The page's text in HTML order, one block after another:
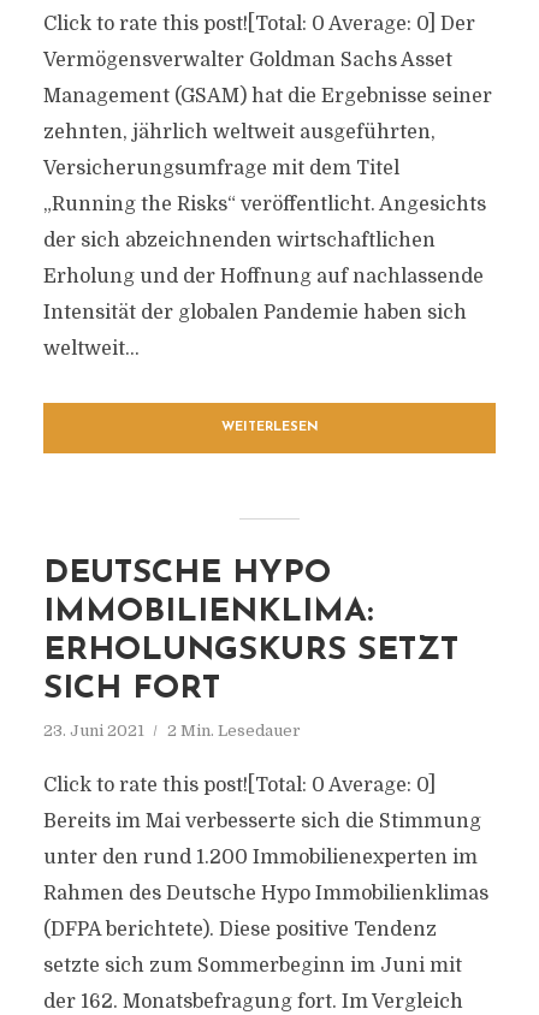
Click to rate this post![Total: 0 Average: 0] Der
Vermögensverwalter Goldman Sachs Asset
Management (GSAM) hat die Ergebnisse seiner
zehnten, jährlich weltweit ausgeführten,
Versicherungsumfrage mit dem Titel
„Running the Risks“ veröffentlicht. Angesichts
der sich abzeichnenden wirtschaftlichen
Erholung und der Hoffnung auf nachlassende
Intensität der globalen Pandemie haben sich
weltweit...
WEITERLESEN
DEUTSCHE HYPO
IMMOBILIENKLIMA:
ERHOLUNGSKURS SETZT
SICH FORT
23. Juni 2021 2 Min. Lesedauer
Click to rate this post![Total: 0 Average: 0]
Bereits im Mai verbesserte sich die Stimmung
unter den rund 1.200 Immobilienexperten im
Rahmen des Deutsche Hypo Immobilienklimas
(DFPA berichtete). Diese positive Tendenz
setzte sich zum Sommerbeginn im Juni mit
der 162. Monatsbefragung fort. Im Vergleich